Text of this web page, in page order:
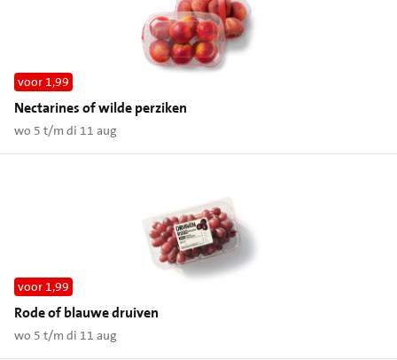
voor 1,99
Nectarines of wilde perziken
wo 5 t/m di 11 aug
voor 1,99
Rode of blauwe druiven
wo 5 t/m di 11 aug